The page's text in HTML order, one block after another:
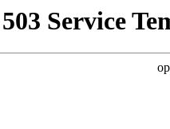
503 Service